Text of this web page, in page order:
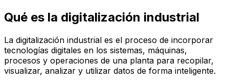
Qué es la digitalización industrial
La digitalización industrial es el proceso de incorporar
tecnologías digitales en los sistemas, máquinas,
procesos y operaciones de una planta para recopilar,
visualizar, analizar y utilizar datos de forma inteligente.